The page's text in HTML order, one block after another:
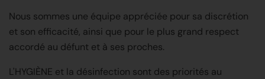
Nous sommes une équipe appréciée pour sa discrétion
et son efficacité, ainsi que pour le plus grand respect
accordé au défunt et à ses proches.
L'HYGIÈNE et la désinfection sont des priorités au